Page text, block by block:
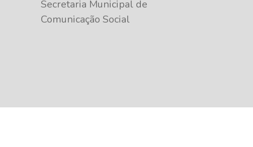
Secretaria Municipal de
Comunicação Social